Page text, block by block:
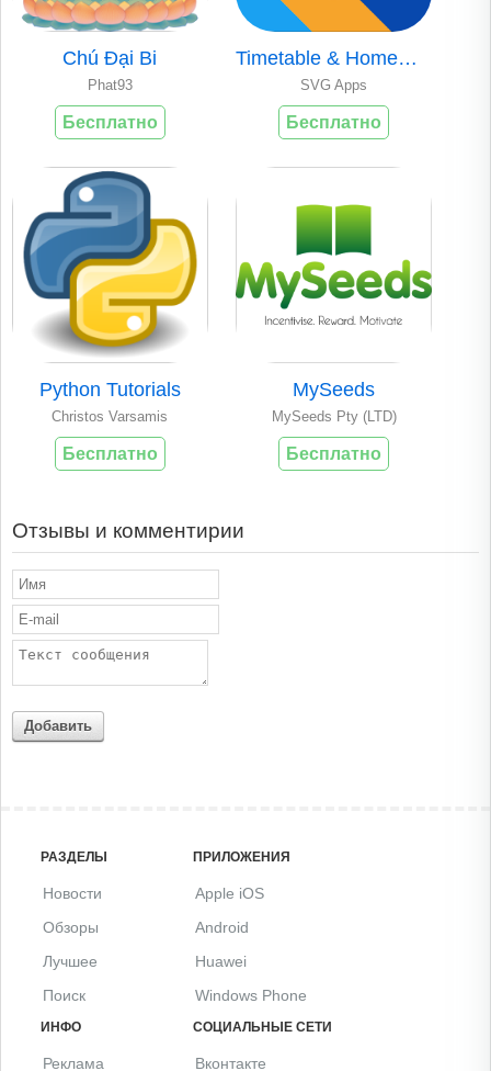
Chú Đại Bi
Phat93
Бесплатно
Timetable & Homewo..
SVG Apps
Бесплатно
Python Tutorials
Christos Varsamis
Бесплатно
MySeeds
MySeeds Pty (LTD)
Бесплатно
Отзывы и комментирии
Добавить
РАЗДЕЛЫ
Новости
Обзоры
Лучшее
Поиск
ПРИЛОЖЕНИЯ
Apple iOS
Android
Huawei
Windows Phone
ИНФО
Реклама
СОЦИАЛЬНЫЕ СЕТИ
Вконтакте